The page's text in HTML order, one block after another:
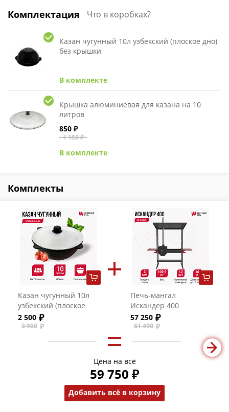
Комплектация Что в коробках?
Казан чугунный 10л узбекский (плоское дно)
без крышки
В комплекте
Крышка алюминиевая для казана на 10
литров
850 ₽
1 150 ₽
В комплекте
Комплекты
Казан чугунный 10л
узбекский (плоское
дно) с алюминиевой
крышкой
2 500
3 900
Печь-мангал
Искандер 400
Инклайн
57 250
61 490
Цена на всё
59 750 ₽
Добавить всё в корзину